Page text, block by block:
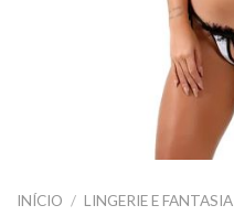
INÍCIO / LINGERIE E FANTASIA